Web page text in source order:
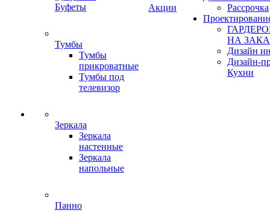
Буфеты
Тумбы
Тумбы
прикроватные
Тумбы под
телевизор
Зеркала
Зеркала
настенные
Зеркала
напольные
Панно
Акции
Рассрочка
НА
Дизайн
Дизайн-
Кухни